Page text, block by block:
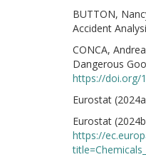
BUTTON,
Accident
CONCA,
Dangerous
https://doi.org/
Eurostat
Eurostat
https://